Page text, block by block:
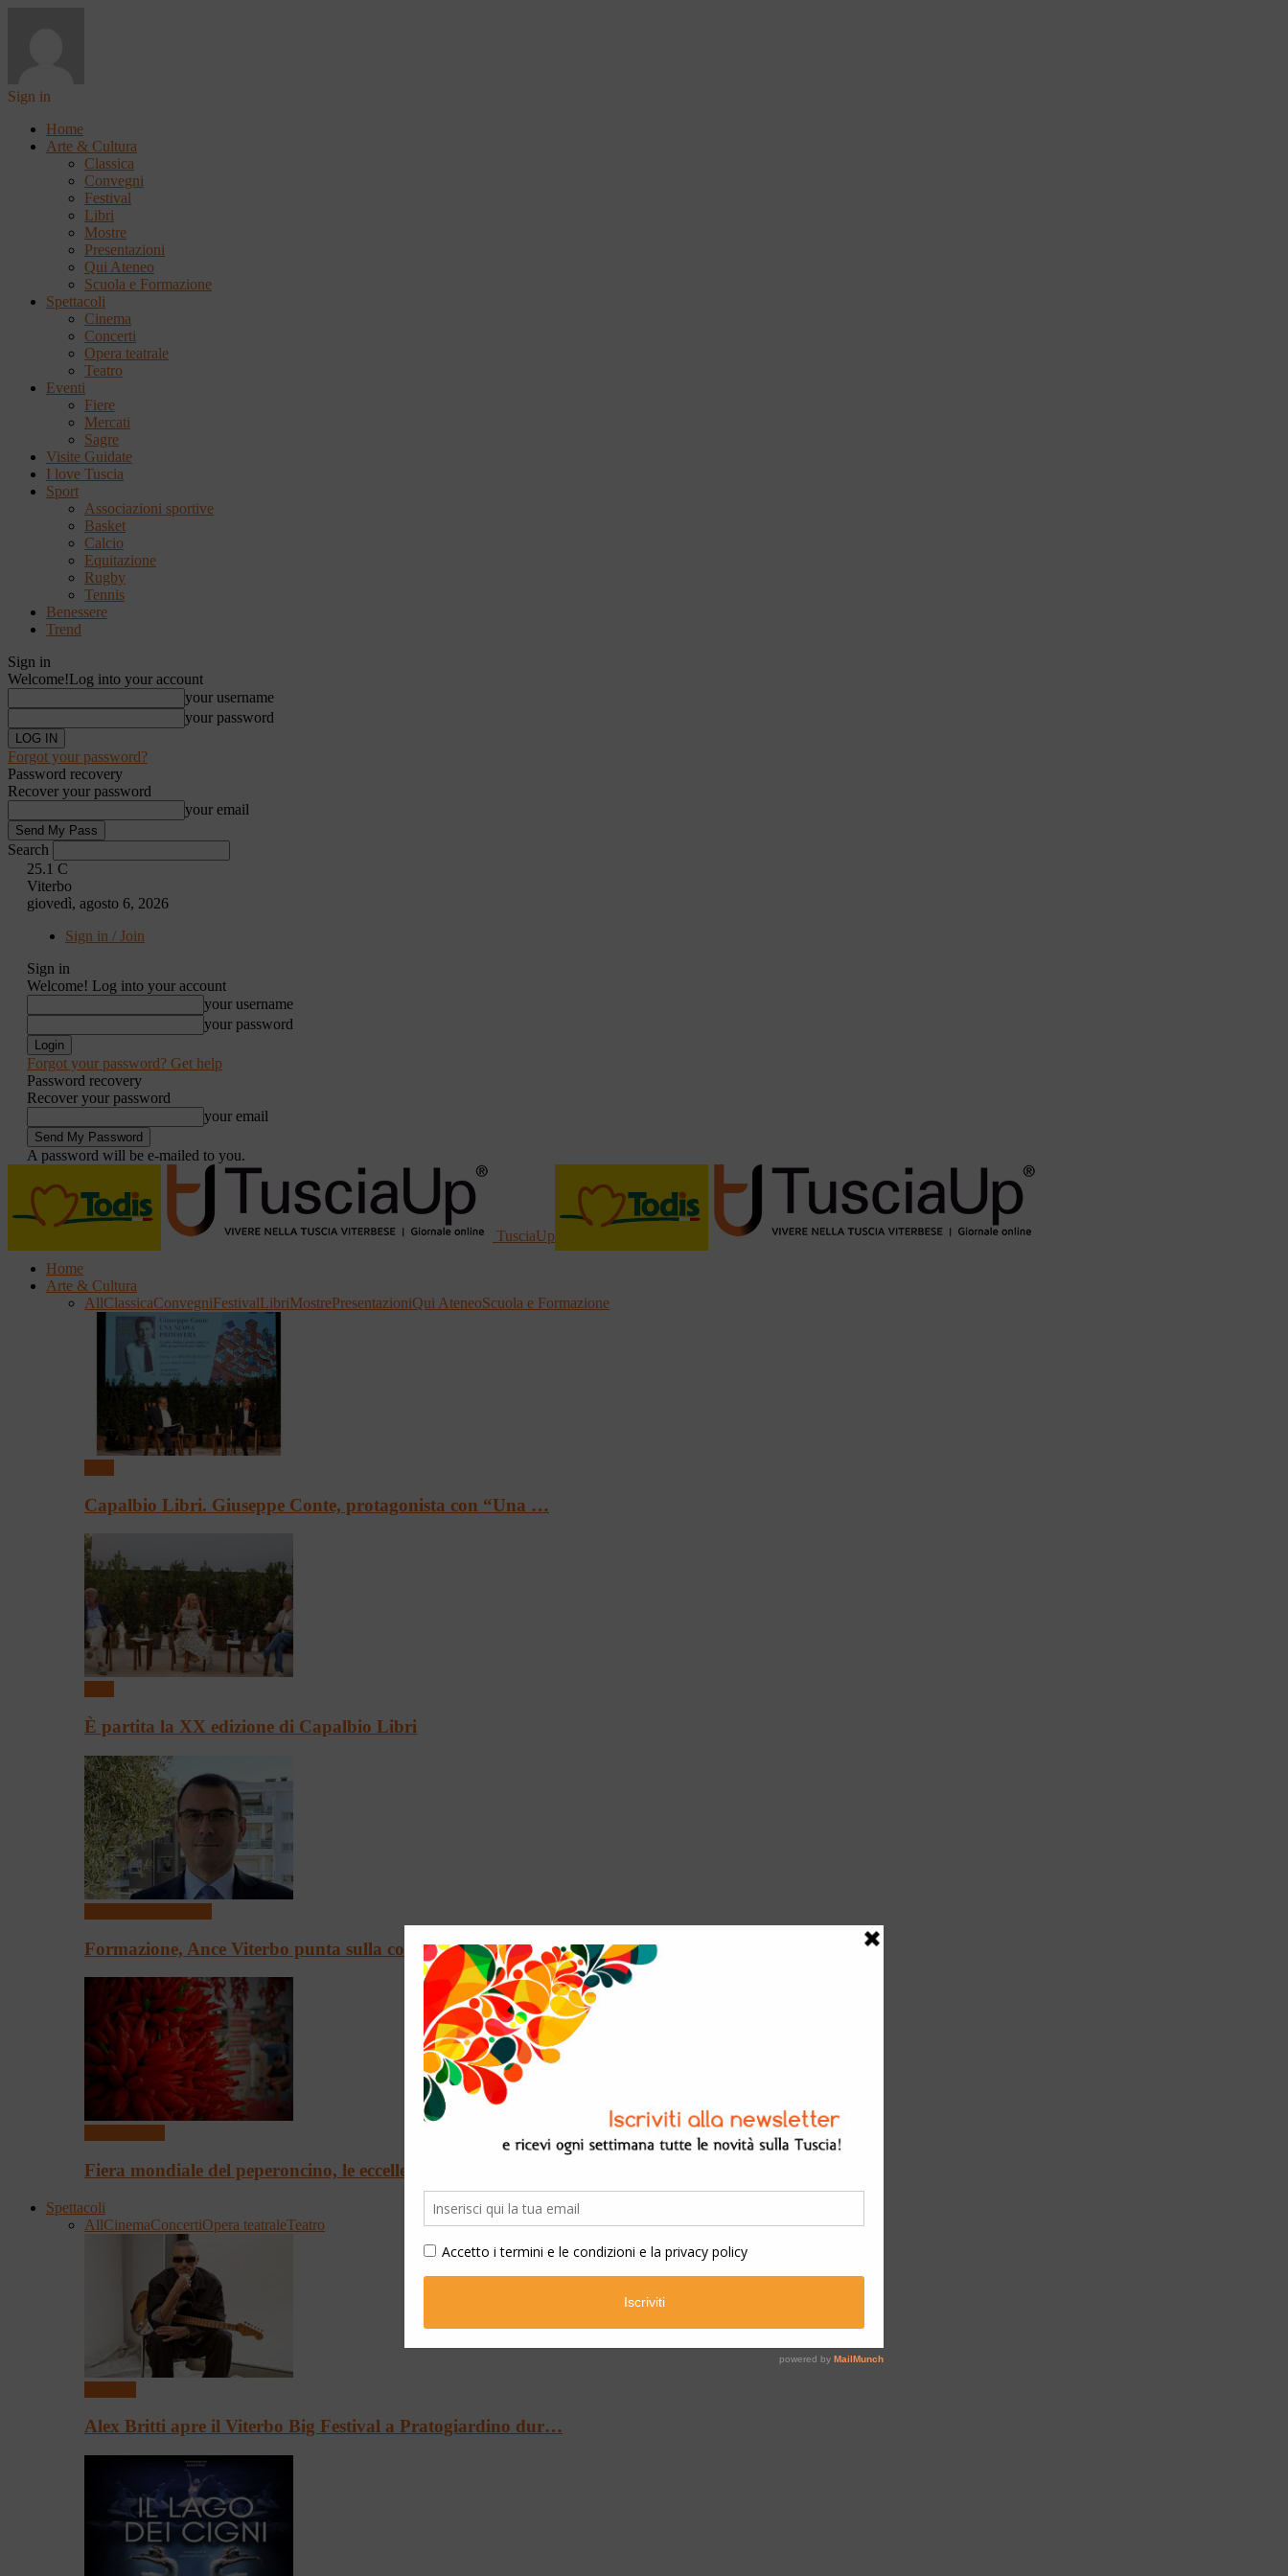
Sign in
Home
Arte & Cultura
Classica
Convegni
Festival
Libri
Mostre
Presentazioni
Qui Ateneo
Scuola e Formazione
Spettacoli
Cinema
Concerti
Opera teatrale
Teatro
Eventi
Fiere
Mercati
Sagre
Visite Guidate
I love Tuscia
Sport
Associazioni sportive
Basket
Calcio
Equitazione
Rugby
Tennis
Benessere
Trend
Sign in
Welcome!Log into your account
your username
your password
Forgot your password?
Password recovery
Recover your password
your email
Search
25.1 C
Viterbo
giovedì, agosto 6, 2026
Sign in / Join
Sign in
Welcome! Log into your account
your username
your password
Forgot your password? Get help
Password recovery
Recover your password
your email
A password will be e-mailed to you.
TusciaUp
Home
Arte & Cultura
AllClassicaConvegniFestivalLibriMostrePresentazioniQui AteneoScuola e Formazione
Capalbio Libri. Giuseppe Conte, protagonista con “Una …
È partita la XX edizione di Capalbio Libri
Formazione, Ance Viterbo punta sulla competitività digitale …
Fiera mondiale del peperoncino, le eccellenze dell’Alto Lazi…
Spettacoli
AllCinemaConcertiOpera teatraleTeatro
Alex Britti apre il Viterbo Big Festival a Pratogiardino dur…